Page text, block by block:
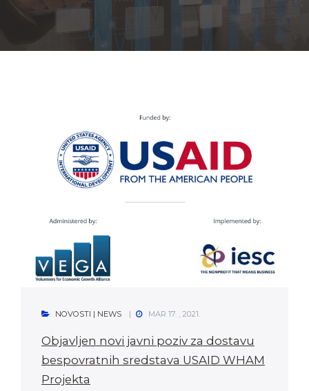
NOVOSTI | NEWS MAR 17. , 2021.
Objavljen novi javni poziv za dostavu
bespovratnih sredstava USAID WHAM
Projekta